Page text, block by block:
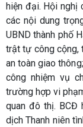
hiện đại. Hội nghị
các nội dung
UBND thành phố
trật tự công cộng,
an toàn giao
công nhiệm vụ
trường hợp vi
quan đô thị. BCĐ
dịch Thanh niên